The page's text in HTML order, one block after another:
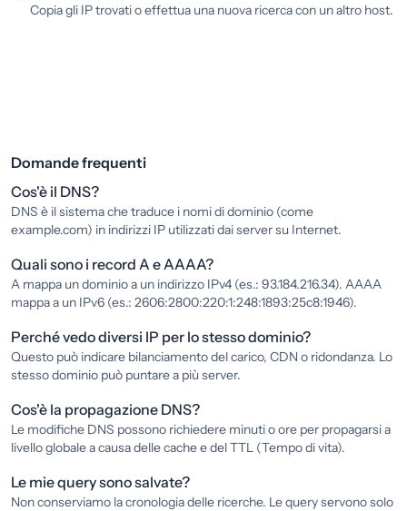
Copia gli IP trovati o effettua una nuova ricerca con un altro host.
Domande frequenti
Cos'è il DNS?
DNS è il sistema che traduce i nomi di dominio (come
example.com) in indirizzi IP utilizzati dai server su Internet.
Quali sono i record A e AAAA?
A mappa un dominio a un indirizzo IPv4 (es.: 93.184.216.34). AAAA
mappa a un IPv6 (es.: 2606:2800:220:1:248:1893:25c8:1946).
Perché vedo diversi IP per lo stesso dominio?
Questo può indicare bilanciamento del carico, CDN o ridondanza. Lo
stesso dominio può puntare a più server.
Cos'è la propagazione DNS?
Le modifiche DNS possono richiedere minuti o ore per propagarsi a
livello globale a causa delle cache e del TTL (Tempo di vita).
Le mie query sono salvate?
Non conserviamo la cronologia delle ricerche. Le query servono solo